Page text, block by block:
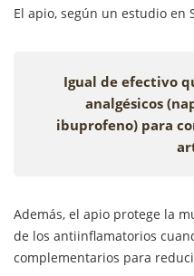
El apio, según un estudio en
Igual de efectivo
analgésicos
ibuprofeno) para
Además, el apio protege la
de los antiinflamatorios
complementarios para